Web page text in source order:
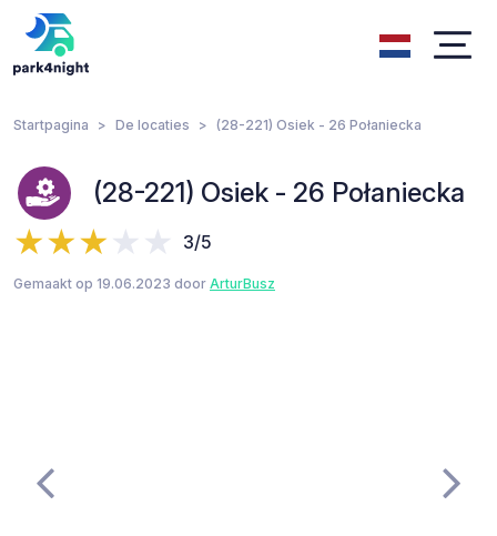
Startpagina De locaties (28-221) Osiek - 26 Połaniecka
(28-221) Osiek - 26 Połaniecka
3/5
Gemaakt op 19.06.2023 door ArturBusz